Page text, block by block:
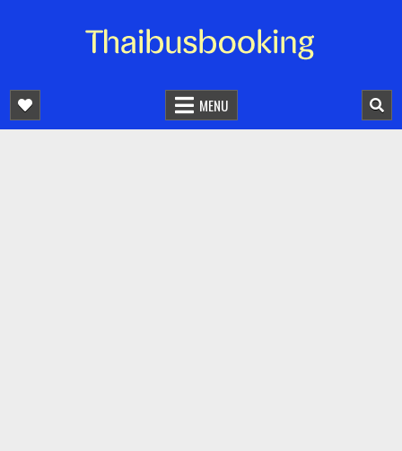
จองตั๋วรถออนไลน์ 24 ชั่วโมง
MENU